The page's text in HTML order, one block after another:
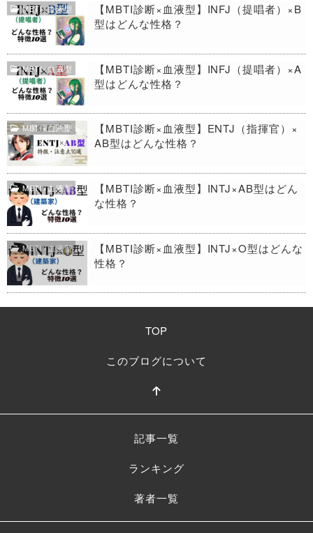
MBTI×血液型
【MBTI診断×血液型】INFJ（提唱者）×B
型はどんな性格？
MBTI×血液型
【MBTI診断×血液型】INFJ（提唱者）×A
型はどんな性格？
MBTI×血液型
【MBTI診断×血液型】ENTJ（指揮官）×
AB型はどんな性格？
MBTI×血液型
【MBTI診断×血液型】INTJ×AB型はどん
な性格？
MBTI×血液型
【MBTI診断×血液型】INTJ×O型はどんな
性格？
TOP
このブログについて
記事一覧
ランキング
著者一覧